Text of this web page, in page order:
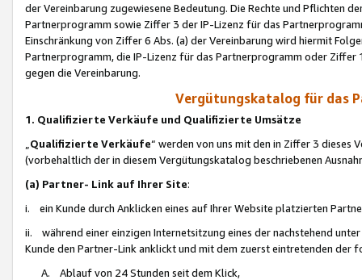
der Vereinbarung zugewiesene Bedeutung. Die Rechte und Pflichten
Partnerprogramm sowie Ziffer 3 der IP-Lizenz für das
Einschränkung von Ziffer 6 Abs. (a) der Vereinbarung wird hiermit
Partnerprogramm, die IP-Lizenz für das Partnerprogramm oder
gegen die Vereinbarung.
Vergütungskatalog für das
1. Qualifizierte Verkäufe und Qualifizierte Umsätze
Qualifizierte Verkäufe“ werden von uns mit den in Ziffer 3
(vorbehaltlich der in diesem Vergütungskatalog beschriebenen
(a) Partner- Link auf Ihrer Site:
i. ein Kunde durch Anklicken eines auf Ihrer Website platzierten
ii. während einer einzigen Internetsitzung eines der nachstehend
Kunde den Partner-Link anklickt und mit dem zuerst eintretenden der
A. Ablauf von 24 Stunden seit dem Klick,